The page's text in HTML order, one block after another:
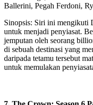
Ballerini, Pegah Ferdoni,
Sinopsis: Siri ini mengikuti
untuk menjadi penyiasat.
jemputan oleh seorang
di sebuah destinasi yang
daripada tetamu tersebut
untuk memulakan